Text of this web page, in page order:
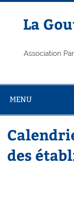
Skip
contentLa
Association
MENU
des